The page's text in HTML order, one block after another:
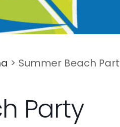
> Summer Beach
Party